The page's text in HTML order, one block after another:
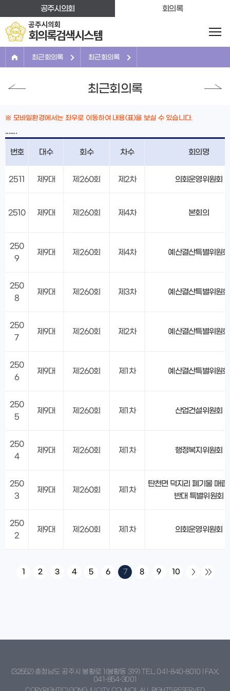
공주시의회 회의록
공주시의회
회의록검색시스템
최근회의록 최근회의록
최근회의록
※ 모바일환경에서는 좌우로 이동하여 내용(표)을 보실 수 있습니다.
.......
번호 대수 회수 차수 회의명
2511 제9대 제260회 제2차 의회운영위원회
2510 제9대 제260회 제4차 본회의
250
9
제9대 제260회 제4차 예산결산특별위원회
250
8
제9대 제260회 제3차 예산결산특별위원회
250
7
제9대 제260회 제2차 예산결산특별위원회
250
6
제9대 제260회 제1차 예산결산특별위원회
250
5
제9대 제260회 제1차 산업건설위원회
250
4
제9대 제260회 제1차 행정복지위원회
250
3
제9대 제260회 제1차
탄천면 덕지리 폐기물 매립
반대 특별위원회
250
2
제9대 제260회 제1차 의회운영위원회
1 2 3 4 5 6 7 8 9 10
(32552) 충청남도 공주시 봉황로 1(봉황동 319) TEL. 041-840-8010 | FAX.
041-854-3001
COPYRIGHT(C) GONGJU CITY COUNCIL ALL RIGHTS RESERVED.